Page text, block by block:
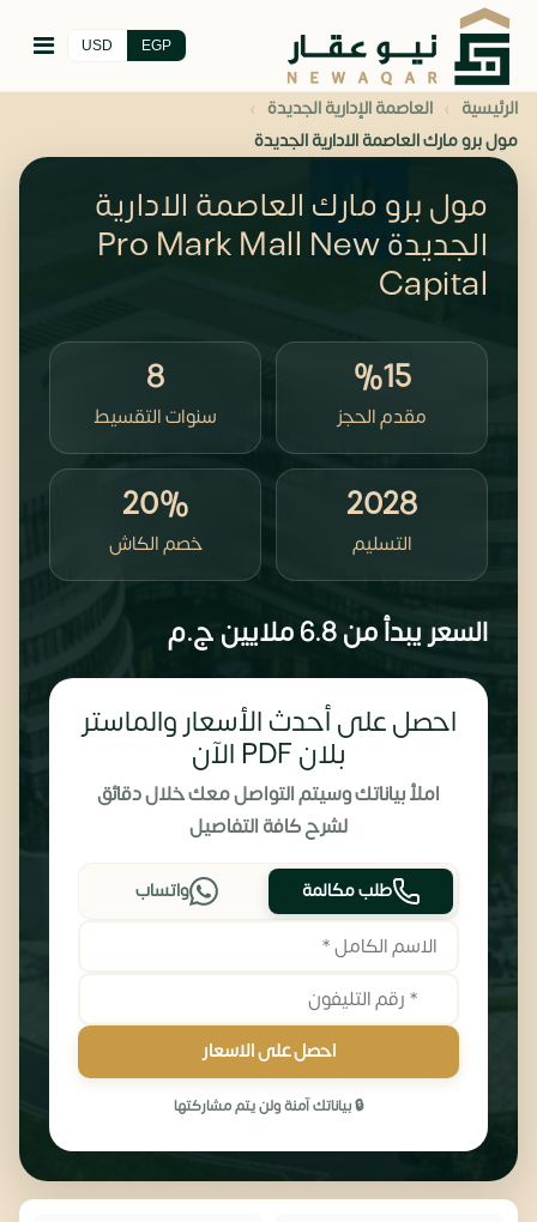
EGP
USD
الرئيسية › العاصمة الإدارية الجديدة ›
مول برو مارك العاصمة الادارية الجديدة
مول برو مارك العاصمة الادارية
الجديدة Pro Mark Mall New
Capital
%15
مقدم الحجز
8
سنوات التقسيط
2028
التسليم
20%
خصم الكاش
السعر يبدأ من6.8 ملايين ج.م
احصل على أحدث الأسعار والماستر
بلان PDF الآن
املأ بياناتك وسيتم التواصل معك خلال دقائق
لشرح كافة التفاصيل
طلب مكالمة واتساب
احصل على الاسعار
🔒 بياناتك آمنة ولن يتم مشاركتها